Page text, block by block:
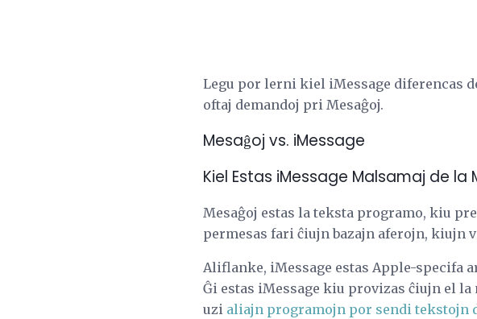
Legu por lerni kiel iMessage diferencas
oftaj demandoj pri Mesaĝoj.
Mesaĝoj vs. iMessage
Kiel Estas iMessage Malsamaj de la
Mesaĝoj estas la teksta programo, kiu
permesas fari ĉiujn bazajn aferojn, kiujn
Aliflanke, iMessage estas Apple-specifa
Ĝi estas iMessage kiu provizas ĉiujn el
uzi aliajn programojn por sendi tekstojn